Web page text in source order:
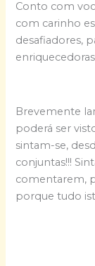
Conto com
com carinho
desafiadores,
Brevemente
poderá ser
sintam-se,
conjuntas!!!
comentarem,
porque tudo